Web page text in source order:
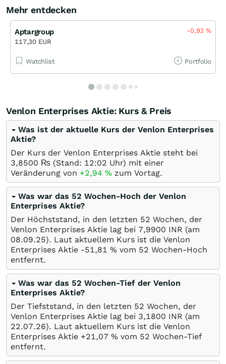
Mehr entdecken
Aptargroup
117,30 EUR
-0,93%
Watchlist Portfolio
Venlon Enterprises Aktie: Kurs & Preis
Was ist der aktuelle Kurs der Venlon Enterprises
Aktie?
Der Kurs der Venlon Enterprises Aktie steht bei
3,8500 ₨ (Stand: 12:02 Uhr) mit einer
Veränderung von +2,94 % zum Vortag.
Was war das 52 Wochen-Hoch der Venlon
Enterprises Aktie?
Der Höchststand, in den letzten 52 Wochen, der
Venlon Enterprises Aktie lag bei 7,9900 INR (am
08.09.25). Laut aktuellem Kurs ist die Venlon
Enterprises Aktie -51,81 % vom 52 Wochen-Hoch
entfernt.
Was war das 52 Wochen-Tief der Venlon
Enterprises Aktie?
Der Tiefststand, in den letzten 52 Wochen, der
Venlon Enterprises Aktie lag bei 3,1800 INR (am
22.07.26). Laut aktuellem Kurs ist die Venlon
Enterprises Aktie +21,07 % vom 52 Wochen-Tief
entfernt.